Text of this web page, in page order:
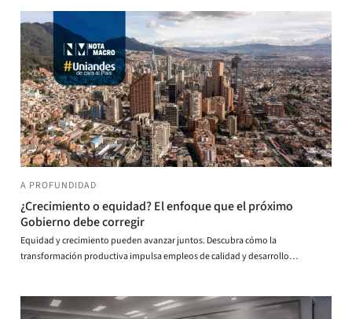
A PROFUNDIDAD
¿Crecimiento o equidad? El enfoque que el próximo
Gobierno debe corregir
Equidad y crecimiento pueden avanzar juntos. Descubra cómo la
transformación productiva impulsa empleos de calidad y desarrollo